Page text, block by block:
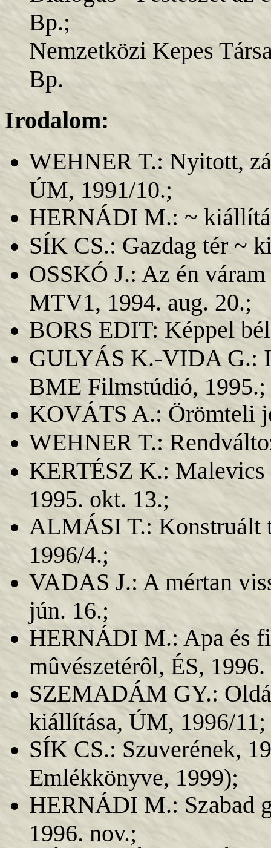
Bp.;
Nemzetközi Kepes
Bp.
Irodalom:
WEHNER T.: Nyitott,
ÚM, 1991/10.;
HERNÁDI M.: ~
SÍK CS.: Gazdag tér ~
OSSKÓ J.: Az én
MTV1, 1994. aug. 20.;
BORS EDIT: Képpel
GULYÁS K.-VIDA G.:
BME Filmstúdió, 1995.;
KOVÁTS A.: Örömteli
WEHNER T.:
KERTÉSZ K.: Malevics
1995. okt. 13.;
ALMÁSI T.: Konstruált
1996/4.;
VADAS J.: A mértan
jún. 16.;
HERNÁDI M.: Apa és
mûvészetérôl, ÉS,
SZEMADÁM GY.:
kiállítása, ÚM, 1996/11;
SÍK CS.: Szuverének,
Emlékkönyve, 1999);
HERNÁDI M.: Szabad
1996. nov.;